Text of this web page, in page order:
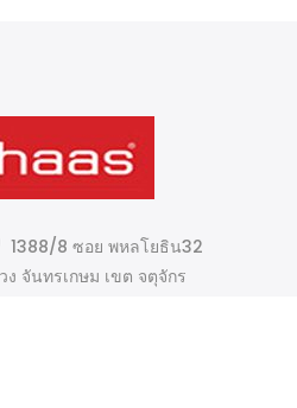
1388/8 ซอย พหลโยธิน32
ง จันทรเกษม เขต จตุจักร